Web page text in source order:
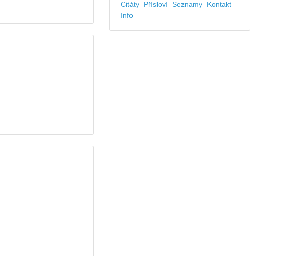
Citáty
Přísloví Seznamy
Kontakt
Info